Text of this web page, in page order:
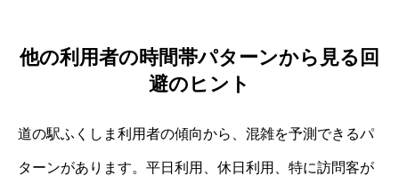
他の利用者の時間帯パターンから見る回
避のヒント
道の駅ふくしま利用者の傾向から、混雑を予測できるパ
ターンがあります。平日利用、休日利用、特に訪問客が